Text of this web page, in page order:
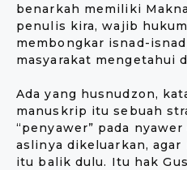
benarkah memiliki
penulis kira, wajib
membongkar isnad-
masyarakat mengetahui
Ada yang husnudzon,
manuskrip itu sebuah
“penyawer” pada
aslinya dikeluarkan,
itu balik dulu. Itu hak